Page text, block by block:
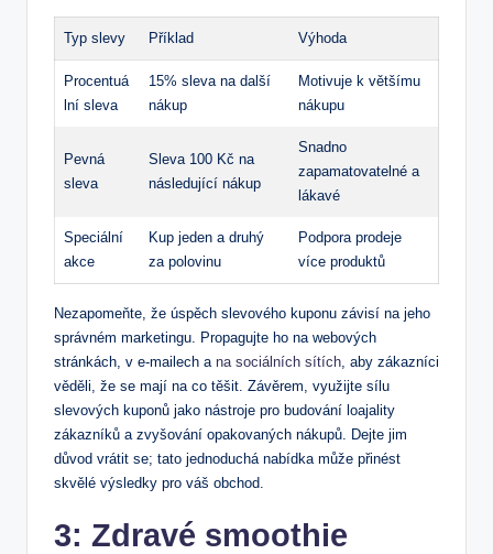
Typ slevy Příklad Výhoda
Procentuá
lní ​sleva
15% sleva na další
nákup
Motivuje k ​většímu
nákupu
Pevná⁤
sleva
Sleva 100 Kč na
následující nákup
Snadno‌
zapamatovatelné a
lákavé
Speciální
‌akce
Kup jeden a druhý
za polovinu
Podpora prodeje
‌více ⁢produktů
Nezapomeňte, ⁢že úspěch slevového kuponu ⁢závisí na jeho
‍správném marketingu. Propagujte⁤ ho na webových
stránkách, v ⁢e-mailech a na sociálních sítích ,‌ aby zákazníci
⁢věděli,‍ že⁣ se​ mají ⁢na ⁣co těšit. Závěrem, využijte⁣ sílu⁢
slevových kuponů ⁣jako‍ nástroje pro budování loajality
zákazníků a​ zvyšování ⁢opakovaných‌ nákupů. Dejte jim‌
důvod vrátit se;⁤ tato jednoduchá nabídka může přinést
skvělé⁢ výsledky pro‌ váš obchod.
3: Zdravé smoothie